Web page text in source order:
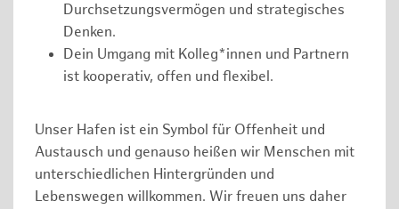
Durchsetzungsvermögen und strategisches
Denken.
Dein Umgang mit Kolleg*innen und Partnern
ist kooperativ, offen und flexibel.
Unser Hafen ist ein Symbol für Offenheit und
Austausch und genauso heißen wir Menschen mit
unterschiedlichen Hintergründen und
Lebenswegen willkommen. Wir freuen uns daher